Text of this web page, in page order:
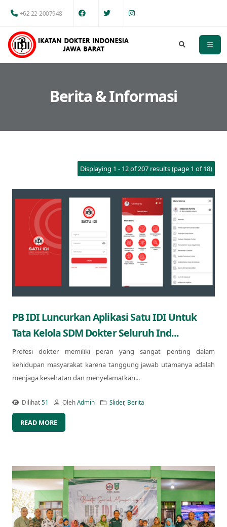
+62 22-2007948
Berita & Informasi
Displaying 1 - 12 of 207 results (page 1 of 18)
PB IDI Luncurkan Aplikasi Satu IDI Untuk
Tata Kelola SDM Dokter Seluruh Ind...
Profesi dokter memiliki peran yang sangat penting dalam
kehidupan masyarakat karena tanggung jawab utamanya adalah
menjaga kesehatan dan menyelamatkan...
Dilihat51 OlehAdmin Slider, Berita
READ MORE